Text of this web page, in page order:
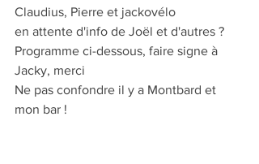
Claudius, Pierre et jackovélo
en attente d'info de Joël et d'autres ?
Programme ci-dessous, faire signe à
Jacky, merci
Ne pas confondre il y a Montbard et
mon bar !